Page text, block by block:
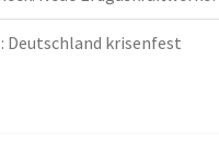
Deutschland krisenfest